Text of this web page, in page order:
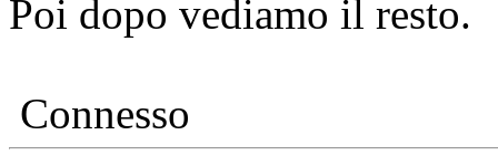
Poi dopo vediamo il resto.
Connesso